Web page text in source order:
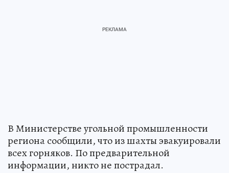
В Министерстве угольной промышленности
региона сообщили, что из шахты эвакуировали
всех горняков. По предварительной
информации, никто не пострадал.